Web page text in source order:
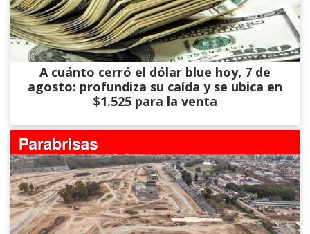
A cuánto cerró el dólar blue hoy, 7 de
agosto: profundiza su caída y se ubica en
$1.525 para la venta